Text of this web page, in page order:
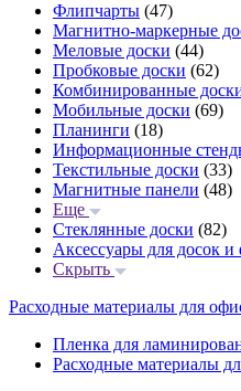
Флипчарты (47)
Магнитно-маркерные
Меловые доски (44)
Пробковые доски (62)
Комбинированные
Мобильные доски (69)
Планинги (18)
Информационные
Текстильные доски (33)
Магнитные панели (48)
Еще
Стеклянные доски (82)
Аксессуары для досок и
Скрыть
Расходные материалы для
Пленка для
Расходные материалы